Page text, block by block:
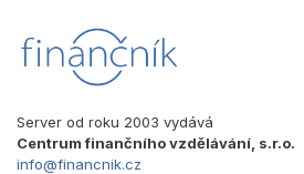
Server od roku 2003 vydává
Centrum finančního vzdělávání, s.r.o.
info@financnik.cz